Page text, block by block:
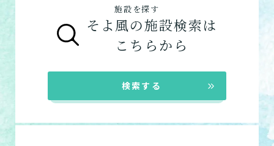
グループホームの特徴
シニア向けマンションの特徴
在宅系サービス
：自宅から通いたい、自宅に
ショートステイ
施設を探す
そよ風の施設検索は
こちらから
検索する